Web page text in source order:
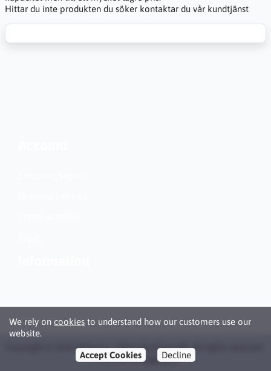
Hittar du inte produkten du söker kontaktar du vår kundtjänst
We rely on cookies to understand how our customers use our
website.
Accept Cookies Decline
Copyright © 2026 Bläck.se / Patronbutiken AB. All rights reserved ·
Powered by LiteCart®